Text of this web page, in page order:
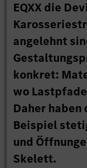
EQXX die
angelehnt
konkret:
wo
Daher haben
Beispiel
und
Skelett.